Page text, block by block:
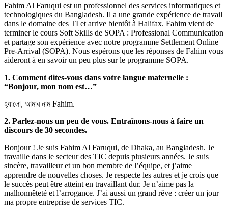
Fahim Al Faruqui est un professionnel des services informatiques et
technologiques du Bangladesh. Il a une grande expérience de travail
dans le domaine des TI et arrive bientôt à Halifax. Fahim vient de
terminer le cours Soft Skills de SOPA : Professional Communication
et partage son expérience avec notre programme Settlement Online
Pre-Arrival (SOPA). Nous espérons que les réponses de Fahim vous
aideront à en savoir un peu plus sur le programme SOPA.
1. Comment dites-vous dans votre langue maternelle :
“Bonjour, mon nom est…”
হ্যালো, আমার নাম Fahim.
2. Parlez-nous un peu de vous. Entraînons-nous à faire un
discours de 30 secondes.
Bonjour ! Je suis Fahim Al Faruqui, de Dhaka, au Bangladesh. Je
travaille dans le secteur des TIC depuis plusieurs années. Je suis
sincère, travailleur et un bon membre de l’équipe, et j’aime
apprendre de nouvelles choses. Je respecte les autres et je crois que
le succès peut être atteint en travaillant dur. Je n’aime pas la
malhonnêteté et l’arrogance. J’ai aussi un grand rêve : créer un jour
ma propre entreprise de services TIC.